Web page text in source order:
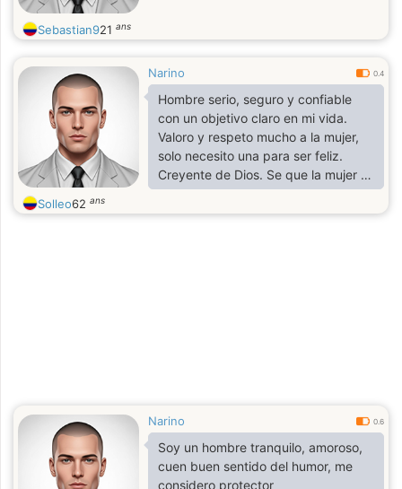
Sebastian921 ans
Narino 0.4
Hombre serio, seguro y confiable
con un objetivo claro en mi vida.
Valoro y respeto mucho a la mujer,
solo necesito una para ser feliz.
Creyente de Dios. Se que la mujer es
un gran misterio por descubrir que
solo un verdadero hombre lo puede
Solleo62 ans
Narino 0.6
Soy un hombre tranquilo, amoroso,
cuen buen sentido del humor, me
considero protector